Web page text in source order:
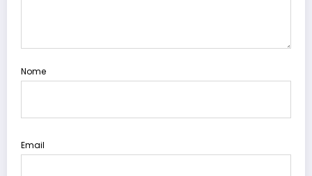
Nome
Email